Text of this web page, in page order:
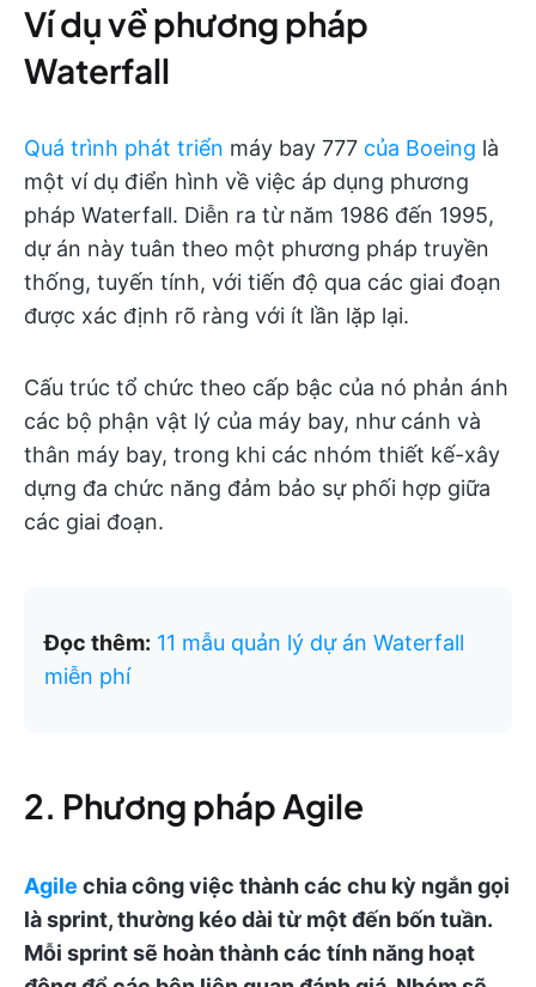
Ví dụ về phương pháp
Waterfall
Quá trình phát triển máy bay 777 của Boeing là
một ví dụ điển hình về việc áp dụng phương
pháp Waterfall. Diễn ra từ năm 1986 đến 1995,
dự án này tuân theo một phương pháp truyền
thống, tuyến tính, với tiến độ qua các giai đoạn
được xác định rõ ràng với ít lần lặp lại.
Cấu trúc tổ chức theo cấp bậc của nó phản ánh
các bộ phận vật lý của máy bay, như cánh và
thân máy bay, trong khi các nhóm thiết kế-xây
dựng đa chức năng đảm bảo sự phối hợp giữa
các giai đoạn.
Đọc thêm: 11 mẫu quản lý dự án Waterfall
miễn phí
2. Phương pháp Agile
Agile chia công việc thành các chu kỳ ngắn gọi
là sprint, thường kéo dài từ một đến bốn tuần.
Mỗi sprint sẽ hoàn thành các tính năng hoạt